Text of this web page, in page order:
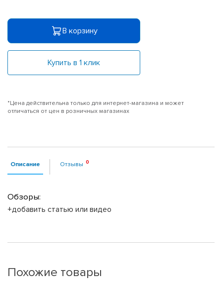
В корзину
Купить в 1 клик
*Цена действительна только для интернет-магазина и может
отличаться от цен в розничных магазинах
Описание Отзывы
Обзоры:
+добавить статью или видео
Похожие товары